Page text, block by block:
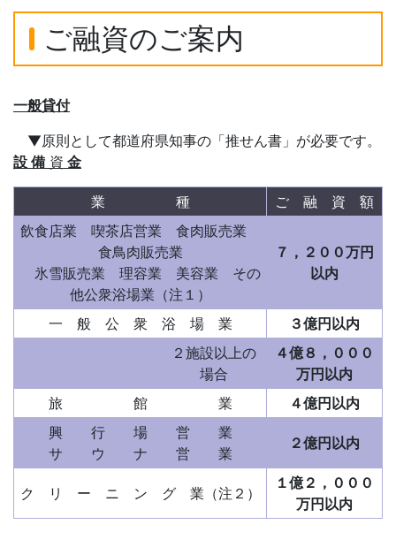
ご融資のご案内
一般貸付
▼原則として都道府県知事の「推せん書」が必要です。
設 備 資 金
業 種
ご 融 資 額
飲食店業 喫茶店営業 食肉販売業
食鳥肉販売業
氷雪販売業 理容業 美容業 その
他公衆浴場業（注１）
７，２００万円
以内
一 般 公 衆 浴 場 業
３億円以内
２施設以上の
場合
４億８，０００
万円以内
旅 館 業
４億円以内
興 行 場 営 業
サ ウ ナ 営 業
２億円以内
ク リ ー ニ ン グ 業（注２）
１億２，０００
万円以内